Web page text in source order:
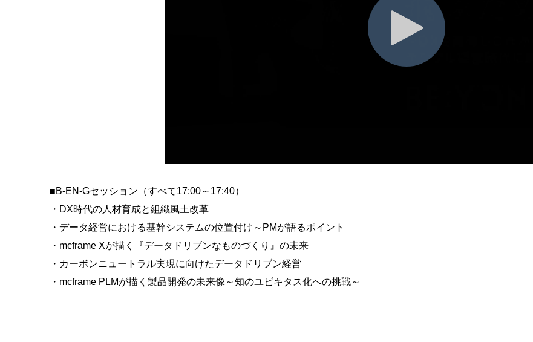
■B-EN-Gセッション（すべて17:00～17:40）
・DX時代の人材育成と組織風土改革
・データ経営における基幹システムの位置付け～ PMが語るポイント
・mcframe Xが描く『データドリブンなものづくり』の未来
・カーボンニュートラル実現に向けたデータドリブン経営
・mcframe PLMが描く製品開発の未来像～知のユビキタス化への挑戦～